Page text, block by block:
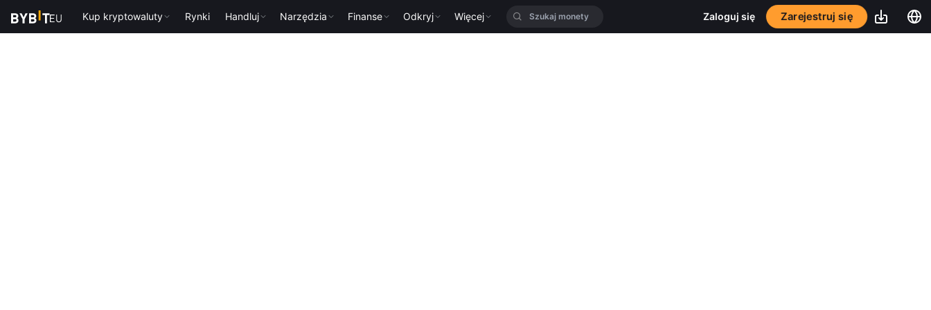
Kup kryptowaluty Rynki Handluj Narzędzia Finanse Odkryj Więcej Zaloguj się Zarejestruj się